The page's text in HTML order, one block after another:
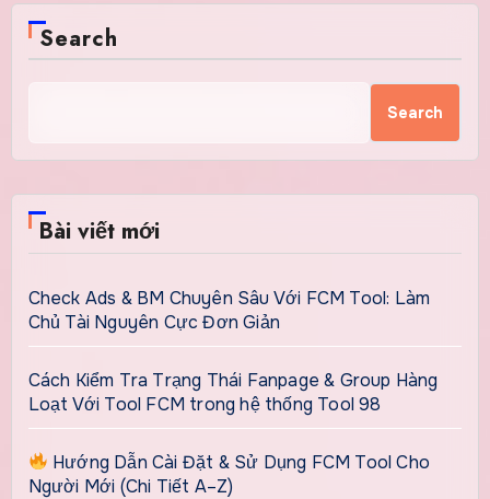
Search
Search
Bài viết mới
Check Ads & BM Chuyên Sâu Với FCM Tool: Làm
Chủ Tài Nguyên Cực Đơn Giản
Cách Kiểm Tra Trạng Thái Fanpage & Group Hàng
Loạt Với Tool FCM trong hệ thống Tool 98
Hướng Dẫn Cài Đặt & Sử Dụng FCM Tool Cho
Người Mới (Chi Tiết A–Z)